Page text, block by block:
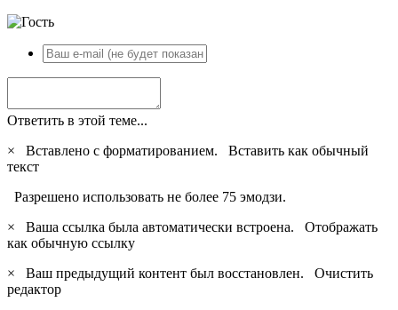
Ответить в этой теме...
×
Вставлено с форматированием. Вставить как обычный
текст
Разрешено использовать не более 75 эмодзи.
×
Ваша ссылка была автоматически встроена. Отображать
как обычную ссылку
×
Ваш предыдущий контент был восстановлен. Очистить
редактор